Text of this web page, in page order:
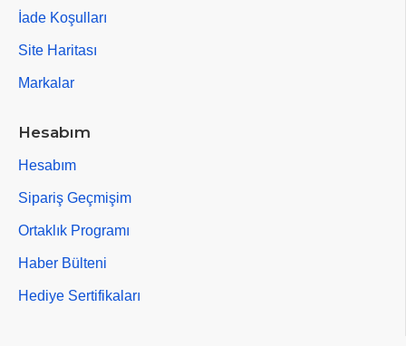
İade Koşulları
Site Haritası
Markalar
Hesabım
Hesabım
Sipariş Geçmişim
Ortaklık Programı
Haber Bülteni
Hediye Sertifikaları